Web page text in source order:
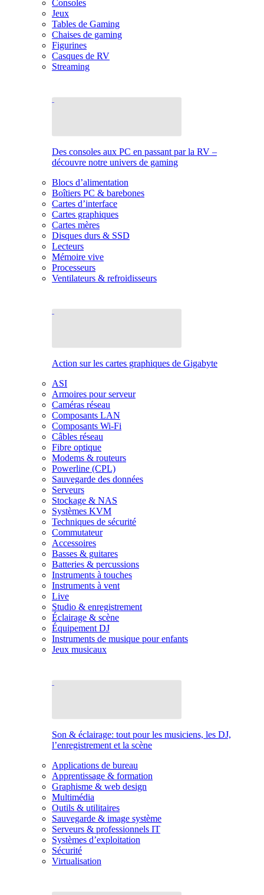
Consoles
Jeux
Tables de Gaming
Chaises de gaming
Figurines
Casques de RV
Streaming
Des consoles aux PC en passant par la RV –
découvre notre univers de gaming
Blocs d’alimentation
Boîtiers PC & barebones
Cartes d’interface
Cartes graphiques
Cartes mères
Disques durs & SSD
Lecteurs
Mémoire vive
Processeurs
Ventilateurs & refroidisseurs
Action sur les cartes graphiques de Gigabyte
ASI
Armoires pour serveur
Caméras réseau
Composants LAN
Composants Wi-Fi
Câbles réseau
Fibre optique
Modems & routeurs
Powerline (CPL)
Sauvegarde des données
Serveurs
Stockage & NAS
Systèmes KVM
Techniques de sécurité
Commutateur
Accessoires
Basses & guitares
Batteries & percussions
Instruments à touches
Instruments à vent
Live
Studio & enregistrement
Éclairage & scène
Équipement DJ
Instruments de musique pour enfants
Jeux musicaux
Son & éclairage: tout pour les musiciens, les DJ,
l’enregistrement et la scène
Applications de bureau
Apprentissage & formation
Graphisme & web design
Multimédia
Outils & utilitaires
Sauvegarde & image système
Serveurs & professionnels IT
Systèmes d’exploitation
Sécurité
Virtualisation